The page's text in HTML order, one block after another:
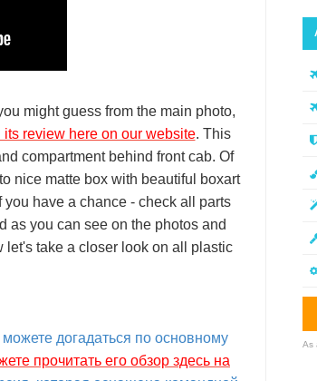
might guess from the main photo,
review here on our website. This
compartment behind front cab. Of
nice matte box with beautiful boxart
have a chance - check all parts
as you can see on the photos and
let's take a closer look on all plastic
догадаться по основному
прочитать его обзор здесь на
As